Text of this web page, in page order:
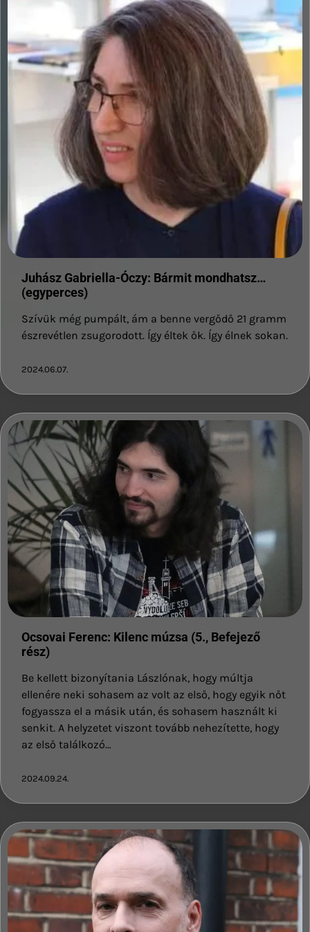
Juhász Gabriella-Óczy: Bármit mondhatsz…
(egyperces)
Szívük még pumpált, ám a benne vergődő 21 gramm
észrevétlen zsugorodott. Így éltek ők. Így élnek sokan.
2024.06.07.
Ocsovai Ferenc: Kilenc múzsa (5., Befejező
rész)
Be kellett bizonyítania Lászlónak, hogy múltja
ellenére neki sohasem az volt az első, hogy egyik nőt
fogyassza el a másik után, és sohasem használt ki
senkit. A helyzetet viszont tovább nehezítette, hogy
az első találkozó…
2024.09.24.